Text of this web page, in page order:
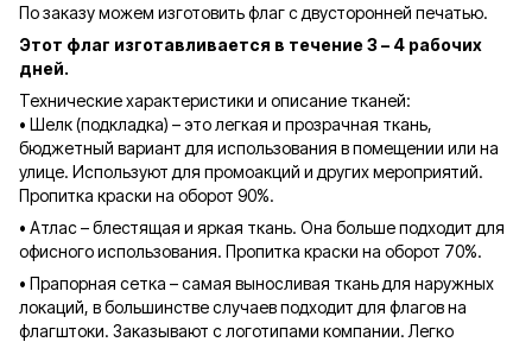
По заказу можем изготовить флаг с двусторонней печатью.
Этот флаг изготавливается в течение 3 – 4 рабочих
дней.
Технические характеристики и описание тканей:
• Шелк (подкладка) – это легкая и прозрачная ткань,
бюджетный вариант для использования в помещении или на
улице. Используют для промоакций и других мероприятий.
Пропитка краски на оборот 90%.
• Атлас – блестящая и яркая ткань. Она больше подходит для
офисного использования. Пропитка краски на оборот 70%.
• Прапорная сетка – самая выносливая ткань для наружных
локаций, в большинстве случаев подходит для флагов на
флагштоки. Заказывают с логотипами компании. Легко